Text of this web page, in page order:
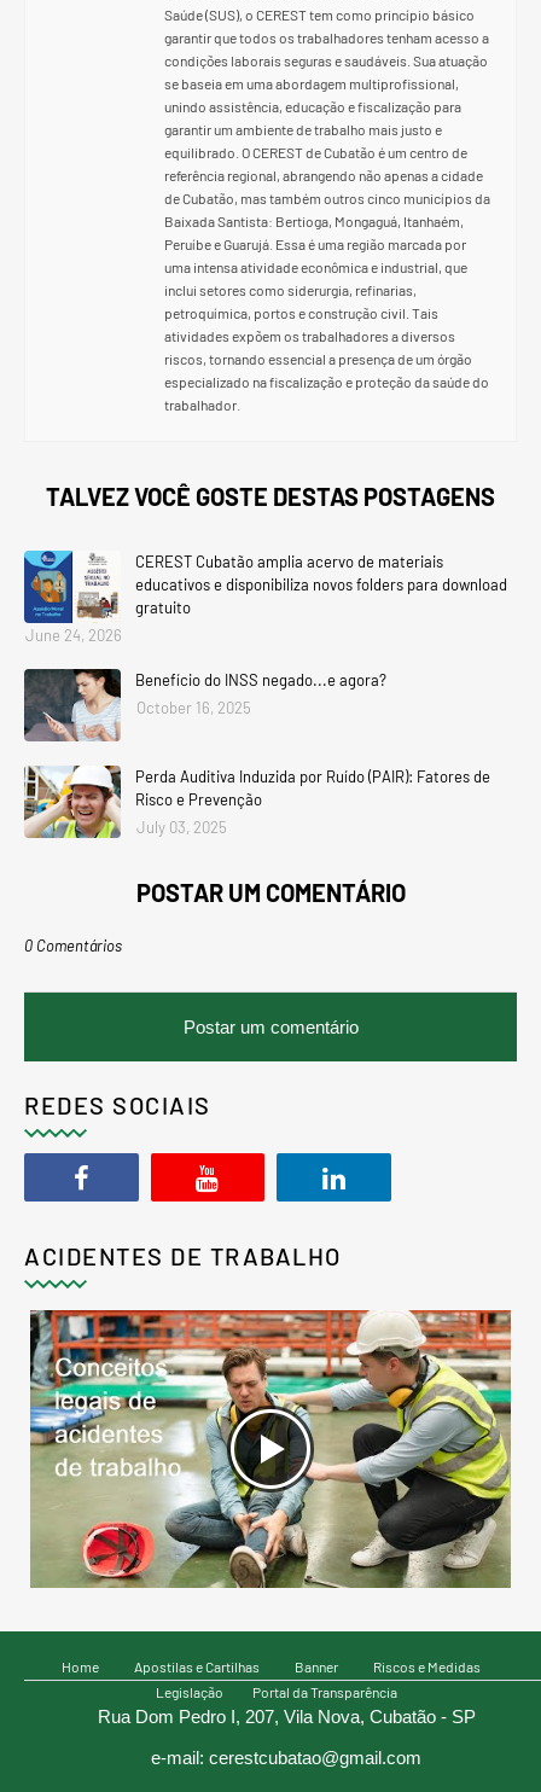
Saúde (SUS), o CEREST tem como princípio básico
garantir que todos os trabalhadores tenham acesso a
condições laborais seguras e saudáveis. Sua atuação
se baseia em uma abordagem multiprofissional,
unindo assistência, educação e fiscalização para
garantir um ambiente de trabalho mais justo e
equilibrado. O CEREST de Cubatão é um centro de
referência regional, abrangendo não apenas a cidade
de Cubatão, mas também outros cinco municípios da
Baixada Santista: Bertioga, Mongaguá, Itanhaém,
Peruíbe e Guarujá. Essa é uma região marcada por
uma intensa atividade econômica e industrial, que
inclui setores como siderurgia, refinarias,
petroquímica, portos e construção civil. Tais
atividades expõem os trabalhadores a diversos
riscos, tornando essencial a presença de um órgão
especializado na fiscalização e proteção da saúde do
trabalhador.
TALVEZ VOCÊ GOSTE DESTAS POSTAGENS
CEREST Cubatão amplia acervo de materiais
educativos e disponibiliza novos folders para download
gratuito
June 24, 2026
Benefício do INSS negado...e agora?
October 16, 2025
Perda Auditiva Induzida por Ruído (PAIR): Fatores de
Risco e Prevenção
July 03, 2025
POSTAR UM COMENTÁRIO
0 Comentários
Postar um comentário
REDES SOCIAIS
ACIDENTES DE TRABALHO
Home Apostilas e Cartilhas Banner
Riscos e Medidas
Legislação
Portal da Transparência
Rua Dom Pedro I, 207, Vila Nova, Cubatão - SP
e-mail: cerestcubatao@gmail.com